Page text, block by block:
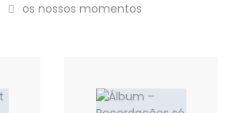
os nossos momentos